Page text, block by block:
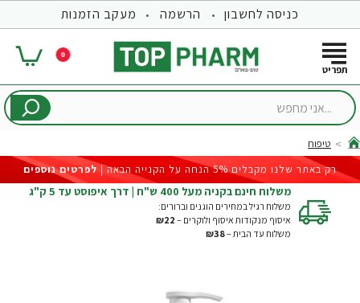
כניסה לחשבון הרשמה מעקב הזמנות
0
...אני
home
טיפוח
רק באתר שלנו מקבלים 5% הנחה על הקנייה הבאה |
לפרטים נוספים
משלוח חינם בקניה מעל 400 ש"ח | דרך איפוסט עד 5 ק"ג
משלוח רגיל במחירים הוגנים וברורים:
איסוף מנקודות איסוף ולוקרים – ₪22
משלוח עד הבית –₪38